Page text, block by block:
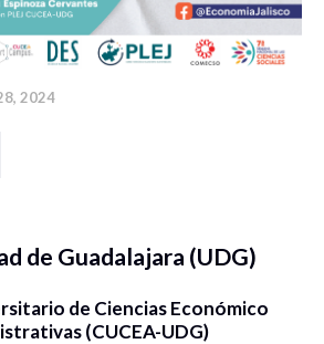
2024
de Guadalajara (UDG)
de Ciencias Económico
(CUCEA-UDG)